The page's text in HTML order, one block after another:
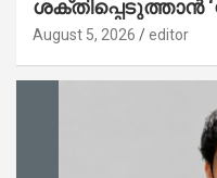
ശക്തിപ്പെടുത്താന്‍
കേര; ലോഗോ
August 5, 2026 editor